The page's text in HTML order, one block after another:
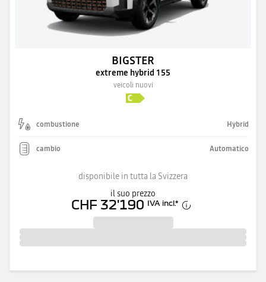
BIGSTER
extreme hybrid 155
veicoli nuovi
combustione Hybrid
cambio Automatico
disponibile in tutta la Svizzera
il suo prezzo
CHF 32'190 IVA incl.*